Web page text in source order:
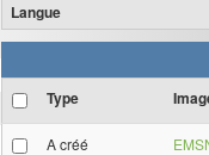
Langue
Type
A créé